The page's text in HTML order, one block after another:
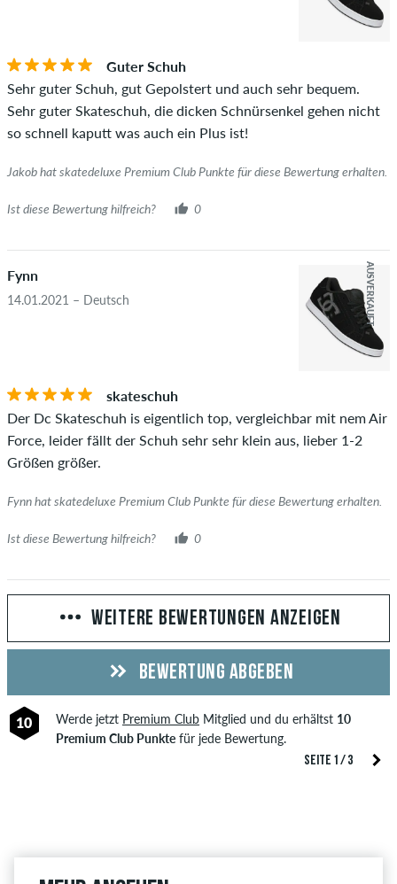
Guter Schuh
Sehr guter Schuh, gut Gepolstert und auch sehr bequem.
Sehr guter Skateschuh, die dicken Schnürsenkel gehen nicht
so schnell kaputt was auch ein Plus ist!
Jakob hat skatedeluxe Premium Club Punkte für diese Bewertung erhalten.
Ist diese Bewertung hilfreich? 0
Fynn
14.01.2021 – Deutsch AUSVERKAUFT
skateschuh
Der Dc Skateschuh is eigentlich top, vergleichbar mit nem Air
Force, leider fällt der Schuh sehr sehr klein aus, lieber 1-2
Größen größer.
Fynn hat skatedeluxe Premium Club Punkte für diese Bewertung erhalten.
Ist diese Bewertung hilfreich? 0
SEITE 1 / 3
WEITERE BEWERTUNGEN ANZEIGEN
BEWERTUNG ABGEBEN
10 Werde jetzt Premium ClubMitglied und du erhältst 10
Premium Club Punktefür jede Bewertung.